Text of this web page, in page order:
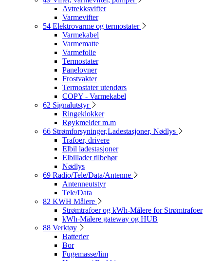
Avtrekksvifter
Varmevifter
54 Elektrovarme og termostater
Varmekabel
Varmematte
Varmefolie
Termostater
Panelovner
Frostvakter
Termostater utendørs
COPY - Varmekabel
62 Signalutstyr
Ringeklokker
Røykmelder m.m
66 Strømforsyninger,Ladestasjoner, Nødlys
Trafoer, drivere
Elbil ladestasjoner
Elbillader tilbehør
Nødlys
69 Radio/Tele/Data/Antenne
Antenneutstyr
Tele/Data
82 KWH Målere
Strømtrafoer og kWh-Målere for Strømtrafoer
kWh-Målere gateway og HUB
88 Verktøy
Batterier
Bor
Fugemasse/lim